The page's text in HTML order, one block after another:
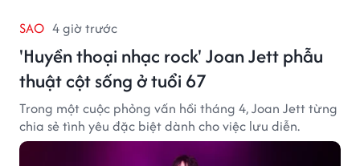
SAO 4 giờ trước
'Huyền thoại nhạc rock' Joan Jett phẫu
thuật cột sống ở tuổi 67
Trong một cuộc phỏng vấn hồi tháng 4, Joan Jett từng
chia sẻ tình yêu đặc biệt dành cho việc lưu diễn.